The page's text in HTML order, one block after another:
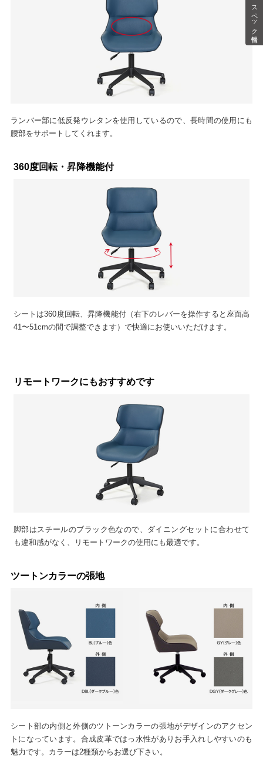
スペック情報
ランバー部に低反発ウレタンを使用しているので、長時間の使用にも
腰部をサポートしてくれます。
360度回転・昇降機能付
シートは360度回転、昇降機能付（右下のレバーを操作すると座面高
41〜51cmの間で調整できます）で快適にお使いいただけます。
リモートワークにもおすすめです
脚部はスチールのブラック色なので、ダイニングセットに合わせて
も違和感がなく、リモートワークの使用にも最適です。
ツートンカラーの張地
シート部の内側と外側のツトーンカラーの張地がデザインのアクセン
トになっています。合成皮革ではっ水性がありお手入れしやすいのも
魅力です。カラーは2種類からお選び下さい。